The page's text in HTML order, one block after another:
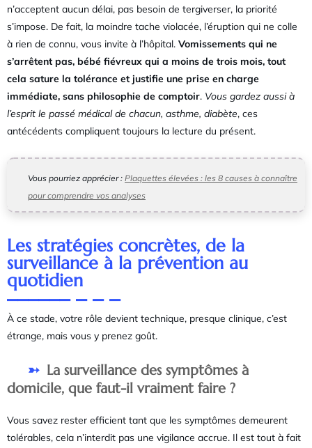
n’acceptent aucun délai, pas besoin de tergiverser, la priorité
s’impose. De fait, la moindre tache violacée, l’éruption qui ne colle
à rien de connu, vous invite à l’hôpital. Vomissements qui ne
s’arrêtent pas, bébé fiévreux qui a moins de trois mois, tout
cela sature la tolérance et justifie une prise en charge
immédiate, sans philosophie de comptoir. Vous gardez aussi à
l’esprit le passé médical de chacun, asthme, diabète, ces
antécédents compliquent toujours la lecture du présent.
Vous pourriez apprécier : Plaquettes élevées : les 8 causes à connaître
pour comprendre vos analyses
Les stratégies concrètes, de la
surveillance à la prévention au
quotidien
À ce stade, votre rôle devient technique, presque clinique, c’est
étrange, mais vous y prenez goût.
La surveillance des symptômes à
domicile, que faut-il vraiment faire ?
Vous savez rester efficient tant que les symptômes demeurent
tolérables, cela n’interdit pas une vigilance accrue. Il est tout à fait